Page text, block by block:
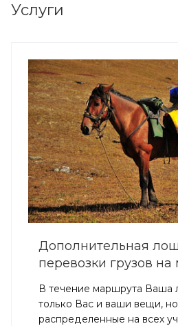
Услуги
Дополнительная
перевозки грузов
В течение маршрута Ваша
только Вас и ваши вещи,
распределенные на всех